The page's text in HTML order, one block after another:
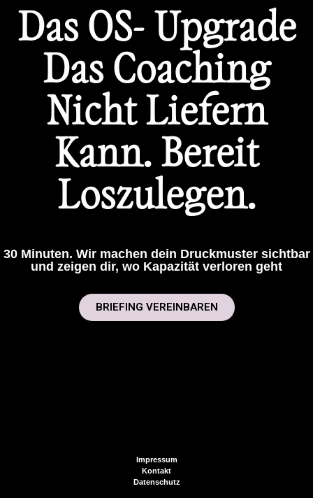
Das OS- Upgrade
Das Coaching
Nicht Liefern
Kann. Bereit
Loszulegen.
30 Minuten. Wir machen dein Druckmuster sichtbar
und zeigen dir, wo Kapazität verloren geht
BRIEFING VEREINBAREN
Impressum
Kontakt
Datenschutz